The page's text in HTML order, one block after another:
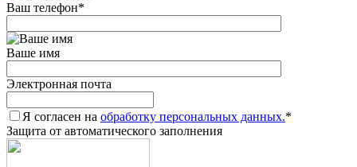
Ваш телефон*
Ваше имя
Электронная почта
Я согласен на обработку персональных данных.*
Защита от автоматического заполнения